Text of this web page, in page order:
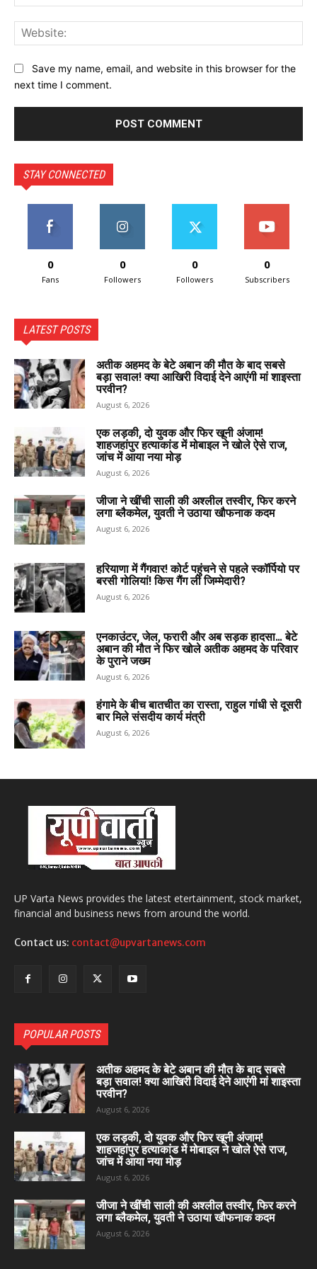
Save my name, email, and website in this browser for the
next time I comment.
STAY CONNECTED
0
Fans
0
Followers
0
Followers
0
Subscribers
LATEST POSTS
अतीक अहमद के बेटे अबान की मौत के बाद सबसे
बड़ा सवाल! क्या आखिरी विदाई देने आएंगी मां शाइस्ता
परवीन?
August 6, 2026
एक लड़की, दो युवक और फिर खूनी अंजाम!
शाहजहांपुर हत्याकांड में मोबाइल ने खोले ऐसे राज,
जांच में आया नया मोड़
August 6, 2026
जीजा ने खींची साली की अश्लील तस्वीर, फिर करने
लगा ब्लैकमेल, युवती ने उठाया खौफनाक कदम
August 6, 2026
हरियाणा में गैंगवार! कोर्ट पहुंचने से पहले स्कॉर्पियो पर
बरसी गोलियां! किस गैंग ली जिम्मेदारी?
August 6, 2026
एनकाउंटर, जेल, फरारी और अब सड़क हादसा… बेटे
अबान की मौत ने फिर खोले अतीक अहमद के परिवार
के पुराने जख्म
August 6, 2026
हंगामे के बीच बातचीत का रास्ता, राहुल गांधी से दूसरी
बार मिले संसदीय कार्य मंत्री
August 6, 2026
UP Varta News provides the latest etertainment, stock market,
financial and business news from around the world.
Contact us: contact@upvartanews.com
POPULAR POSTS
अतीक अहमद के बेटे अबान की मौत के बाद सबसे
बड़ा सवाल! क्या आखिरी विदाई देने आएंगी मां शाइस्ता
परवीन?
August 6, 2026
एक लड़की, दो युवक और फिर खूनी अंजाम!
शाहजहांपुर हत्याकांड में मोबाइल ने खोले ऐसे राज,
जांच में आया नया मोड़
August 6, 2026
जीजा ने खींची साली की अश्लील तस्वीर, फिर करने
लगा ब्लैकमेल, युवती ने उठाया खौफनाक कदम
August 6, 2026